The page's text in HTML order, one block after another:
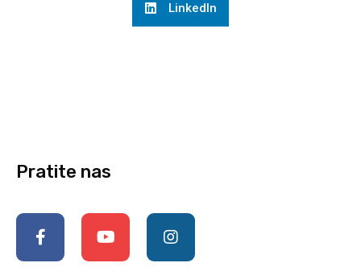
LinkedIn
Pratite nas